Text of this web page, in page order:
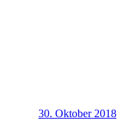
30. Oktober 2018